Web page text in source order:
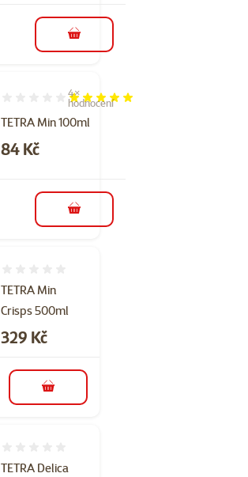
do košíku
TETRA Min 100ml
Hodnocení 100%, počet hodnocení: 4
4×
hodnocení
Cena
84 Kč
do košíku
TETRA Min
Crisps 500ml
Cena
329 Kč
do košíku
TETRA Delica